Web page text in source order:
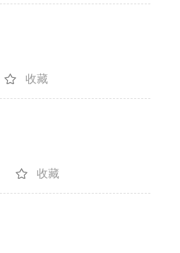
收藏
收藏